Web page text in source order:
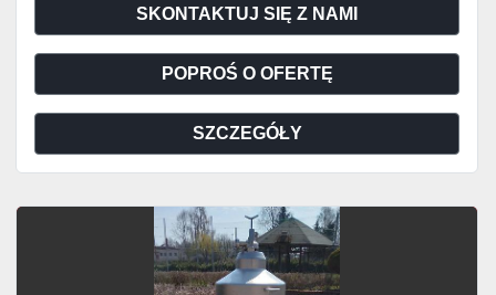
SKONTAKTUJ SIĘ Z NAMI
POPROŚ O OFERTĘ
SZCZEGÓŁY